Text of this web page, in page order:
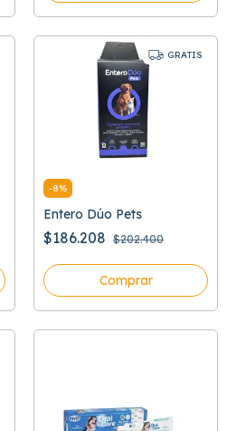
GRATIS
-8%
Entero Dúo Pets
$186.208 $202.400
Comprar